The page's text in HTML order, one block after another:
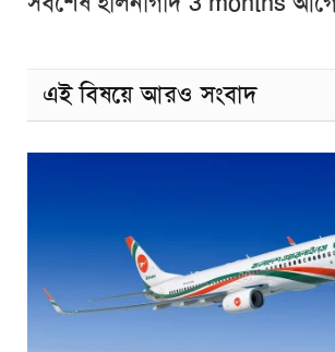
এই বিষয়ে আরও সংবাদ